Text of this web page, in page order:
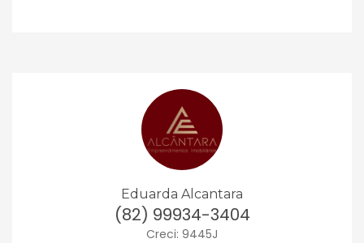
Eduarda Alcantara
(82) 99934-3404
Creci: 9445J